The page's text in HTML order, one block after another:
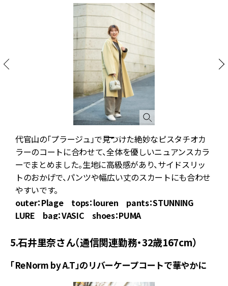
代官山の「プラージュ」で見つけた絶妙なピスタチオカ
ラーのコートに合わせて、全体を優しいニュアンスカラ
ーでまとめました。生地に高級感があり、サイドスリッ
トのおかげで、パンツや幅広い丈のスカートにも合わせ
やすいです。
outer：Plage tops：louren pants：STUNNING
LURE bag：VASIC shoes：PUMA
5.石井里奈さん（通信関連勤務・32歳167cm）
「ReNorm by A.T」のリバーケープコートで華やかに